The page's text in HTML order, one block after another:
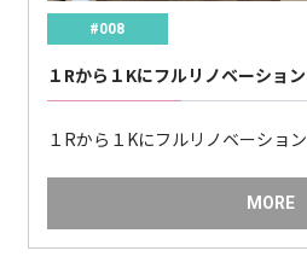
#008
１Rから１Kにフルリノベーション
１Rから１Kにフルリノベーション
MORE